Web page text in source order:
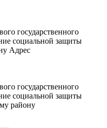
государственного
социальной защиты
Адрес
государственного
социальной защиты
району